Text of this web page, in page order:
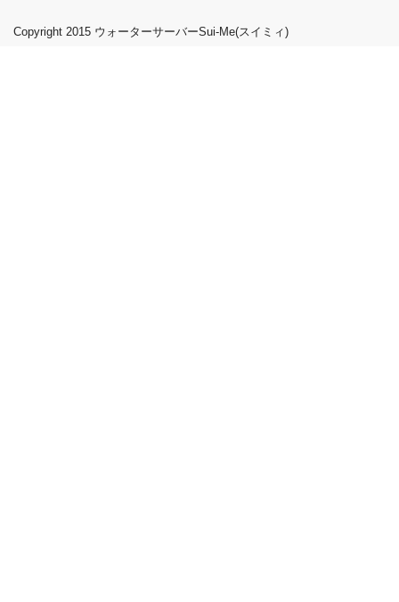
Copyright 2015 ウォーターサーバーSui-Me(スイミィ)